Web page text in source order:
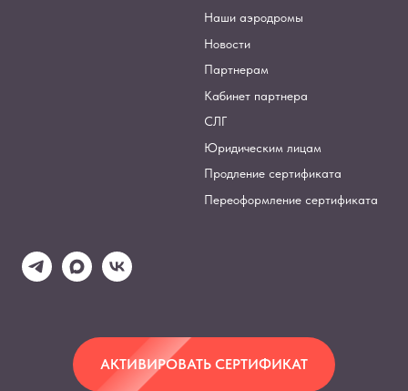
Наши аэродромы
Новости
Партнерам
Кабинет партнера
СЛГ
Юридическим лицам
Продление сертификата
Переоформление сертификата
АКТИВИРОВАТЬ СЕРТИФИКАТ